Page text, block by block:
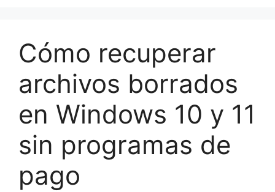
Cómo recuperar
archivos borrados
en Windows 10 y 11
sin programas de
pago